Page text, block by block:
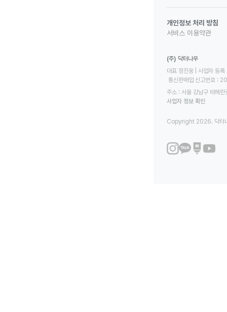
개인정보 처리 방침
서비스 이용약관
(주) 닥터나우
대표 정진웅 | 사업자
통신판매업 신고번호
주소 : 서울 강남구 테헤
사업자 정보 확인
Copyright 2026. 닥터